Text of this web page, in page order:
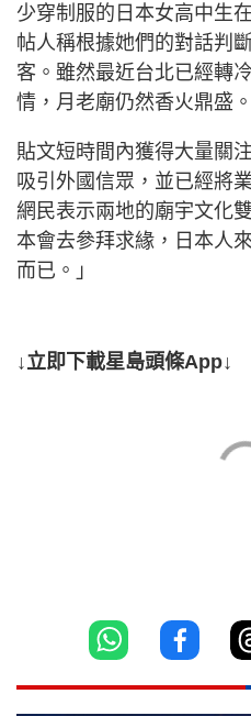
少穿制服的日本女高中生
帖人稱根據她們的對話判
客。雖然最近台北已經轉
情，月老廟仍然香火鼎盛。
貼文短時間內獲得大量關
吸引外國信眾，並已經將
網民表示兩地的廟宇文化
本會去參拜求緣，日本人
而已。」
↓立即下載星島頭條App↓